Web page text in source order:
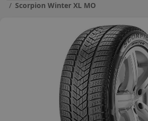
Scorpion Winter XL MO